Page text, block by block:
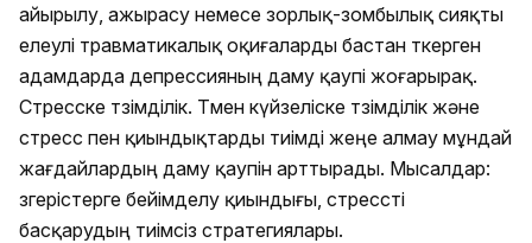
айырылу, ажырасу немесе зорлық-зомбылық сияқты
елеулі травматикалық оқиғаларды бастан өткерген
адамдарда депрессияның даму қаупі жоғарырақ.
Стресске төзімділік. Төмен күйзеліске төзімділік және
стресс пен қиындықтарды тиімді жеңе алмау мұндай
жағдайлардың даму қаупін арттырады. Мысалдар:
өзгерістерге бейімделу қиындығы, стрессті
басқарудың тиімсіз стратегиялары.